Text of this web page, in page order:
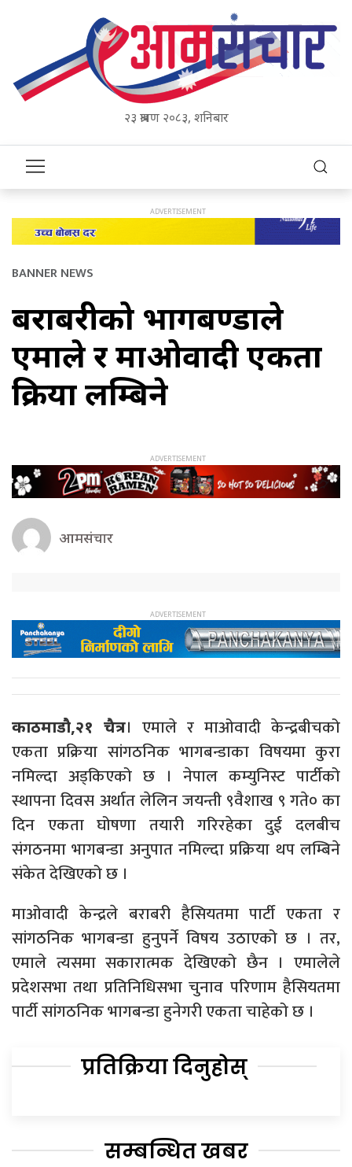
२३ श्रावण २०८३, शनिबार
BANNER NEWS
बराबरीको भागबण्डाले
एमाले र माओवादी एकता
प्रक्रिया लम्बिने
आमसंचार
काठमाडौ,२१ चैत्र। एमाले र माओवादी केन्द्रबीचको
एकता प्रक्रिया सांगठनिक भागबन्डाका विषयमा कुरा
नमिल्दा अड्किएको छ । नेपाल कम्युनिस्ट पार्टीको
स्थापना दिवस अर्थात लेलिन जयन्ती ९वैशाख ९ गते० का
दिन एकता घोषणा तयारी गरिरहेका दुई दलबीच
संगठनमा भागबन्डा अनुपात नमिल्दा प्रक्रिया थप लम्बिने
संकेत देखिएको छ ।
माओवादी केन्द्रले बराबरी हैसियतमा पार्टी एकता र
सांगठनिक भागबन्डा हुनुपर्ने विषय उठाएको छ । तर,
एमाले त्यसमा सकारात्मक देखिएको छैन । एमालेले
प्रदेशसभा तथा प्रतिनिधिसभा चुनाव परिणाम हैसियतमा
पार्टी सांगठनिक भागबन्डा हुनेगरी एकता चाहेको छ ।
प्रतिक्रिया दिनुहोस्
सम्बन्धित खबर